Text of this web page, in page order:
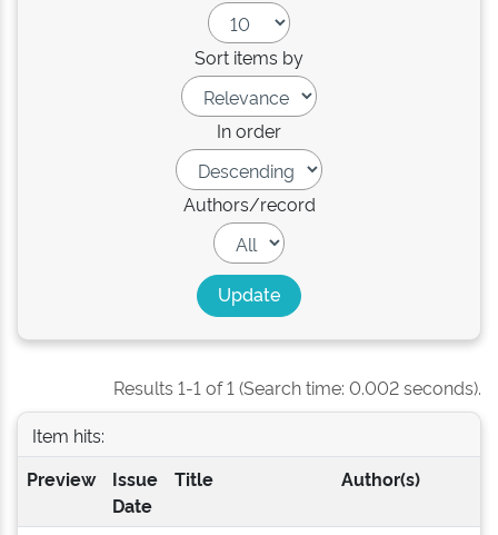
Sort items by
In order
Authors/record
Results 1-1 of 1 (Search time: 0.002 seconds).
Item hits:
Preview
Issue
Date
Title Author(s)